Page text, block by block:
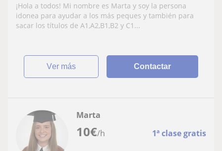
¡Hola a todos! Mi nombre es Marta y soy la persona
idonea para ayudar a los más peques y también para
sacar los títulos de A1,A2,B1,B2 y C1...
ver más Contactar
10€/h 1ª clase gratis
Marta